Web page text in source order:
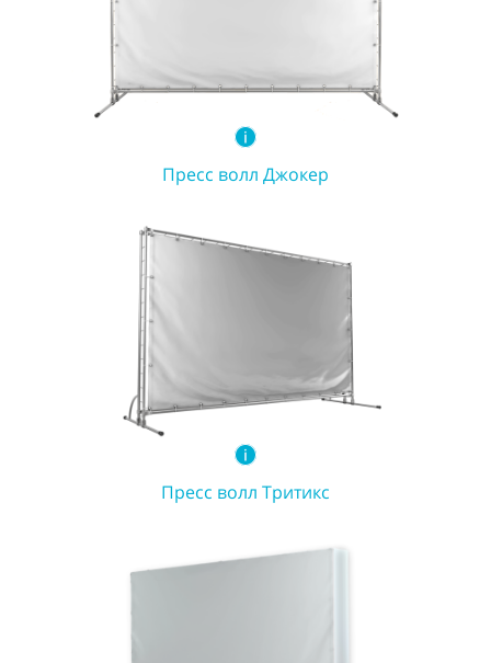
Пресс волл Джокер
Пресс волл Тритикс